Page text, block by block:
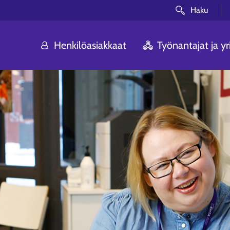
Haku
Henkilöasiakkaat Työnantajat ja